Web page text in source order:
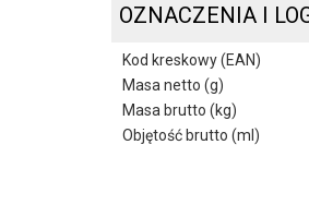
OZNACZENIA I
Kod kreskowy (EAN)
Masa netto (g)
Masa brutto (kg)
Objętość brutto (ml)